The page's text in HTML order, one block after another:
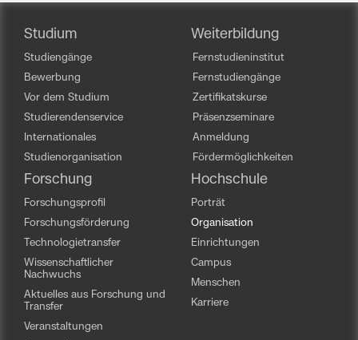
Studium
Studiengänge
Bewerbung
Vor dem Studium
Studierendenservice
Internationales
Studienorganisation
Weiterbildung
Fernstudieninstitut
Fernstudiengänge
Zertifikatskurse
Präsenzseminare
Anmeldung
Fördermöglichkeiten
Forschung
Forschungsprofil
Forschungsförderung
Technologietransfer
Wissenschaftlicher
Nachwuchs
Aktuelles aus Forschung und
Transfer
Veranstaltungen
Hochschule
Porträt
Organisation
Einrichtungen
Campus
Menschen
Karriere